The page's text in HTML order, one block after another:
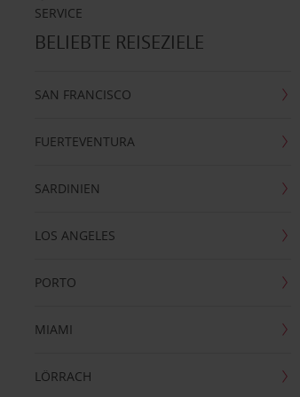
SERVICE
BELIEBTE REISEZIELE
SAN FRANCISCO
FUERTEVENTURA
SARDINIEN
LOS ANGELES
PORTO
MIAMI
LÖRRACH